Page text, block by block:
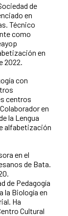
de
en
Técnico
como
en
2022.
con
centros
en
la Lengua
alfabetización
en el
de Bata.
de Pedagogía
la Biología en
Ha
Cultural